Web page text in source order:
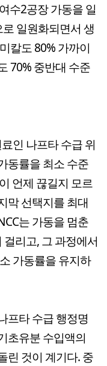
수2공장 가동을 일
일원화되면서 생
칼도 80% 가까이
70% 중반대 수준
인 나프타 수급 위
동률을 최소 수준
언제 끊길지 모르
막 선택지를 최대
는 가동을 멈춘
리고, 그 과정에서
가동률을 유지하
프타 수급 행정명
초유분 수입액의
린 것이 계기다. 중